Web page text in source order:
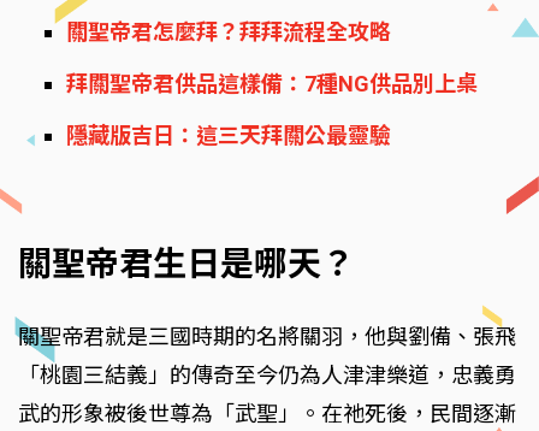
關聖帝君怎麼拜？拜拜流程全攻略
拜關聖帝君供品這樣備：7種NG供品別上桌
隱藏版吉日：這三天拜關公最靈驗
關聖帝君生日是哪天？
關聖帝君就是三國時期的名將關羽，他與劉備、張飛
「桃園三結義」的傳奇至今仍為人津津樂道，忠義勇
武的形象被後世尊為「武聖」。在祂死後，民間逐漸